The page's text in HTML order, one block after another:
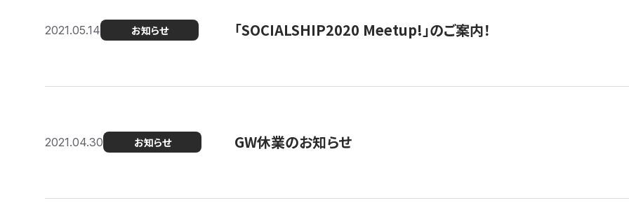
2021.05.14 お知らせ 「SOCIALSHIP2020 Meetup!」のご案内！
2021.04.30 お知らせ GW休業のお知らせ